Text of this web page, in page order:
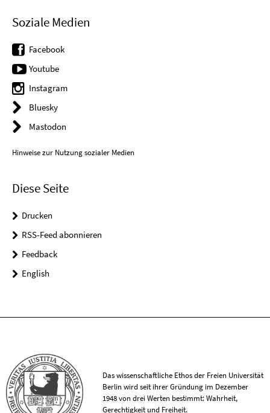
Soziale Medien
Facebook
Youtube
Instagram
Bluesky
Mastodon
Hinweise zur Nutzung sozialer Medien
Diese Seite
Drucken
RSS-Feed abonnieren
Feedback
English
Das wissenschaftliche Ethos der Freien Universität
Berlin wird seit ihrer Gründung im Dezember
1948 von drei Werten bestimmt: Wahrheit,
Gerechtigkeit und Freiheit.